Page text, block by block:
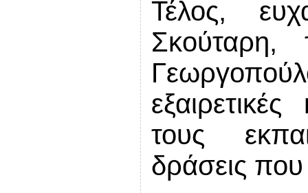
Τέλος,
τους
δράσεις